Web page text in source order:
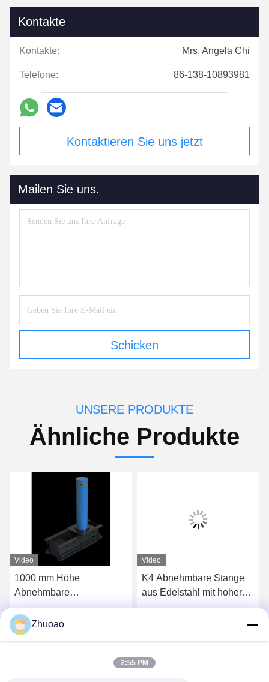
Kontakte
Kontakte: Mrs. Angela Chi
Telefone: 86-138-10893981
Kontaktieren Sie uns jetzt
Mailen Sie uns.
Schicken
UNSERE PRODUKTE
Ähnliche Produkte
Video
1000 mm Höhe
Abnehmbare
Sicherheitsbollarden
Abnehmbare
Verkehrsbollarden 350
Beste Preis
Video
K4 Abnehmbare Stange
aus Edelstahl mit hoher
Sichtbarkeit mit IWA14-1-
Zhuoao
2:55 PM